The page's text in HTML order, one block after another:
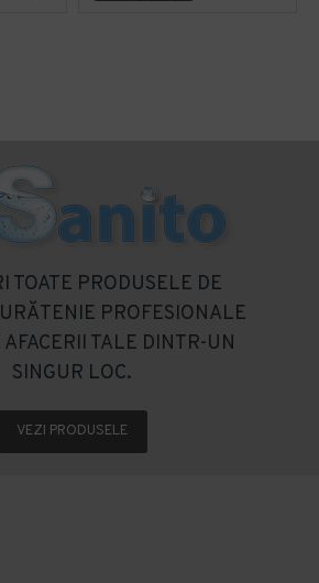
TOATE PRODUSELE DE
PROFESIONALE
AFACERII TALE DINTR-UN
SINGUR LOC.
VEZI PRODUSELE